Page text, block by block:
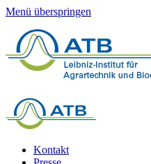
Menü überspringen
Kontakt